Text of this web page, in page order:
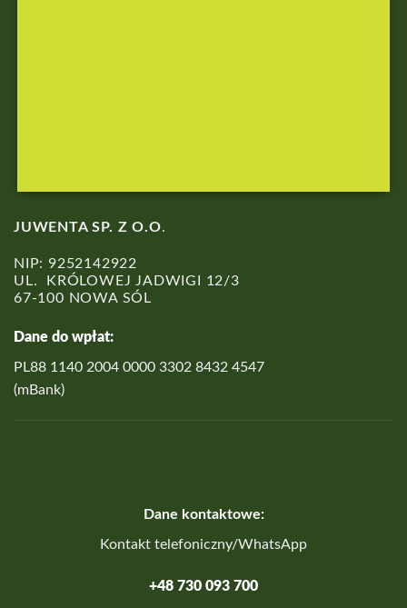
JUWENTA SP. Z O.O.
NIP: 9252142922
UL. KRÓLOWEJ JADWIGI 12/3
67-100 NOWA SÓL
Dane do wpłat:
PL88 1140 2004 0000 3302 8432 4547
(mBank)
Dane kontaktowe:
Kontakt telefoniczny/WhatsApp
+48 730 093 700